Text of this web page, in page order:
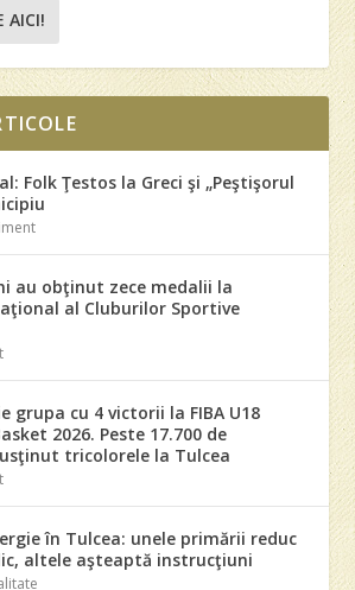
AICI!
Folk Ţestos la Greci şi „Peştişorul
au obţinut zece medalii la
al Cluburilor Sportive
grupa cu 4 victorii la FIBA U18
2026. Peste 17.700 de
tricolorele la Tulcea
în Tulcea: unele primării reduc
altele aşteaptă instrucţiuni